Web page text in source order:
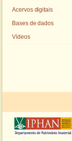
Acervos digitais
Bases de dados
Vídeos